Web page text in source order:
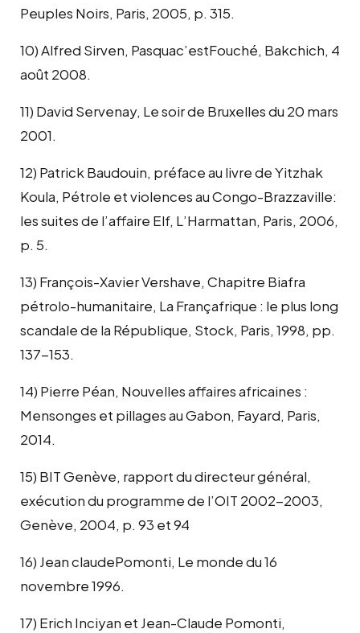
Peuples Noirs, Paris, 2005, p. 315.
10) Alfred Sirven, Pasquac’estFouché, Bakchich, 4
août 2008.
11) David Servenay, Le soir de Bruxelles du 20 mars
2001.
12) Patrick Baudouin, préface au livre de Yitzhak
Koula, Pétrole et violences au Congo-Brazzaville:
les suites de l’affaire Elf, L’Harmattan, Paris, 2006,
p. 5.
13) François-Xavier Vershave, Chapitre Biafra
pétrolo-humanitaire, La Françafrique : le plus long
scandale de la République, Stock, Paris, 1998, pp.
137-153.
14) Pierre Péan, Nouvelles affaires africaines :
Mensonges et pillages au Gabon, Fayard, Paris,
2014.
15) BIT Genève, rapport du directeur général,
exécution du programme de l’OIT 2002-2003,
Genève, 2004, p. 93 et 94
16) Jean claudePomonti, Le monde du 16
novembre 1996.
17) Erich Inciyan et Jean-Claude Pomonti,